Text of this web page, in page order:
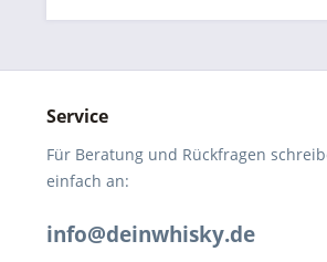
Service
Für Beratung und Rückfragen
einfach an:
info@deinwhisky.de